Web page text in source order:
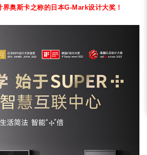
奥斯卡之称的日本G-Mark设计大奖！